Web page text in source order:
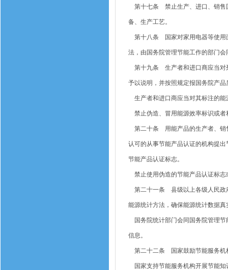
第十七条 禁止生产、进口、销售
备、生产工艺。
第十八条 国家对家用电器等使用
法，由国务院管理节能工作的部门
第十九条 生产者和进口商应当对
予以说明，并按照规定报国务院产
生产者和进口商应当对其标注的能
禁止伪造、冒用能源效率标识或者
第二十条 用能产品的生产者、销
认可的从事节能产品认证的机构提
节能产品认证标志。
禁止使用伪造的节能产品认证标志
第二十一条 县级以上各级人民政
能源统计方法，确保能源统计数据真
国务院统计部门会同国务院管理节
信息。
第二十二条 国家鼓励节能服务机
国家支持节能服务机构开展节能知